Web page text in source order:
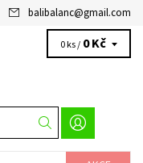
balibalanc@gmail.com
0 ks / 0 Kč